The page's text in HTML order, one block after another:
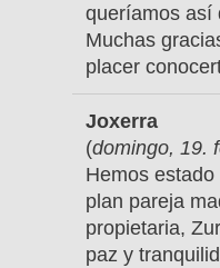
queríamos así
Muchas
placer
Joxerra
(domingo, 19.
Hemos
plan pareja
propietaria,
paz y